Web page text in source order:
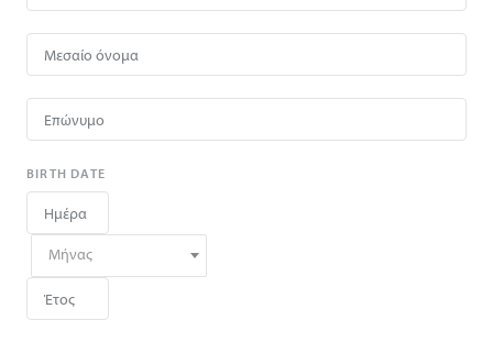
BIRTH DATE
Μήνας